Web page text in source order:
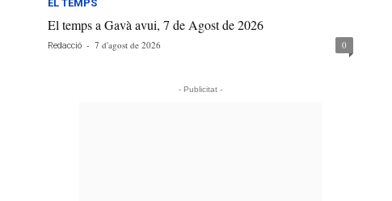
EL TEMPS
El temps a Gavà avui, 7 de Agost de 2026
Redacció - 7 d'agost de 2026 0
- Publicitat -